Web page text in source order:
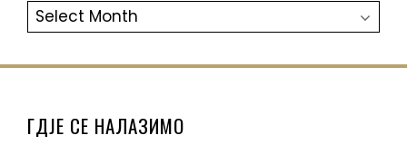
АРХИВА
ГДЈЕ СЕ НАЛАЗИМО